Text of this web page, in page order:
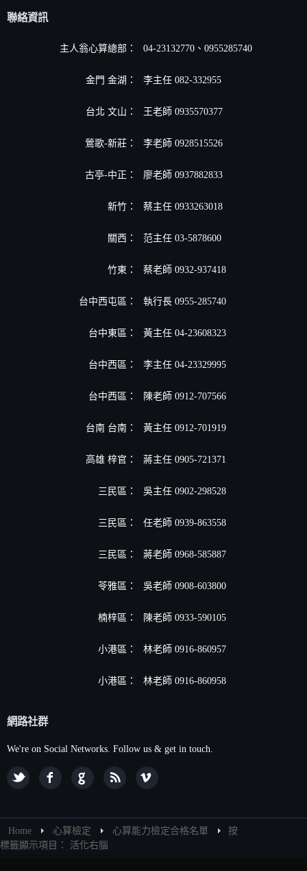
聯絡資訊
主人翁心算總部： 04-23132770、0955285740
金門 金湖： 李主任 082-332955
台北 文山： 王老師 0935570377
鶯歌-新莊： 李老師 0928515526
古亭-中正： 廖老師 0937882833
新竹： 蔡主任 0933263018
關西： 范主任 03-5878600
竹東： 蔡老師 0932-937418
台中西屯區： 執行長 0955-285740
台中東區： 黃主任 04-23608323
台中西區： 李主任 04-23329995
台中西區： 陳老師 0912-707566
台南 台南： 黃主任 0912-701919
高雄 梓官： 蔣主任 0905-721371
三民區： 吳主任 0902-298528
三民區： 任老師 0939-863558
三民區： 蔣老師 0968-585887
苓雅區： 吳老師 0908-603800
楠梓區： 陳老師 0933-590105
小港區 ： 林老師 0916-860957
小港區 ： 林老師 0916-860958
網路社群
We're on Social Networks. Follow us & get in touch.
Home 心算檢定 心算能力檢定合格名單
按
標籤顯示項目： 活化右腦